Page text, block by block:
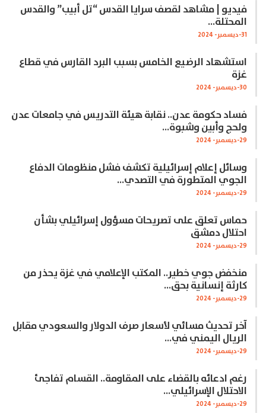
فيديو | مشاهد لقصف سرايا القدس “تل أبيب” والقدس
المحتلة…
31-ديسمبر- 2024
استشهاد الرضيع الخامس بسبب البرد القارس في قطاع
غزة
30-ديسمبر- 2024
فساد حكومة عدن.. نقابة هيئة التدريس في جامعات عدن
ولحج وأبين وشبوة…
29-ديسمبر- 2024
وسائل إعلام إسرائيلية تكشف فشل منظومات الدفاع
الجوي المتطورة في التصدي…
29-ديسمبر- 2024
حماس تعلق على تصريحات مسؤول إسرائيلي بشأن
احتلال دمشق
29-ديسمبر- 2024
منخفض جوي خطير.. المكتب الإعلامي في غزة يحذر من
كارثة إنسانية بحق…
29-ديسمبر- 2024
آخر تحديث مسائي لأسعار صرف الدولار والسعودي مقابل
الريال اليمني في…
29-ديسمبر- 2024
رغم ادعائه بالقضاء على المقاومة.. القسام تفاجئ
الاحتلال الإسرائيلي…
29-ديسمبر- 2024